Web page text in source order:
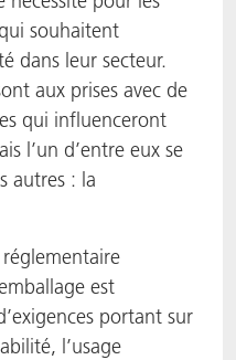
souhaitent
dans leur secteur.
aux prises avec de
qui influenceront
l’un d’entre eux se
autres : la
est
portant sur
l’usage